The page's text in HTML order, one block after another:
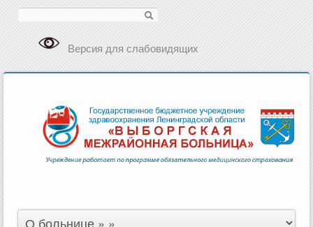
Версия для слабовидящих